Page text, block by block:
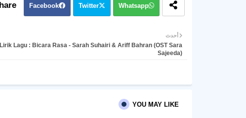
Facebook Twitter Whatsapp
أحدث
Lirik Lagu : Bicara Rasa - Sarah Suhairi & Ariff Bahran (OST Sara
Sajeeda)
YOU MAY LIKE